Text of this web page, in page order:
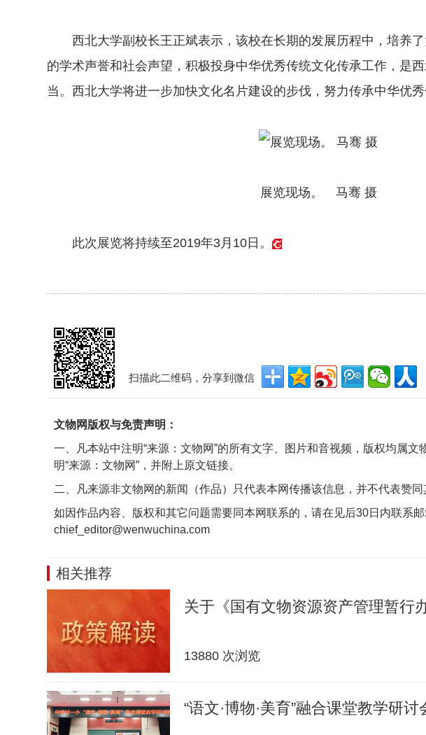
西北大学副校长王正斌表示，该校在长期的发展历程中，培养了
的学术声誉和社会声望，积极投身中华优秀传统文化传承工作，是
当。西北大学将进一步加快文化名片建设的步伐，努力传承中华优秀
展览现场。 马骞 摄
此次展览将持续至2019年3月10日。
扫描此二维码，分享到微信
文物网版权与免责声明：
一、凡本站中注明“来源：文物网”的所有文字、图片和音视频，版权均属文
明“来源：文物网”，并附上原文链接。
二、凡来源非文物网的新闻（作品）只代表本网传播该信息，并不代表赞同
如因作品内容、版权和其它问题需要同本网联系的，请在见后30日内联系邮
chief_editor@wenwuchina.com
相关推荐
关于《国有文物资源资产管理暂行
13880 次浏览
“语文·博物·美育”融合课堂教学研